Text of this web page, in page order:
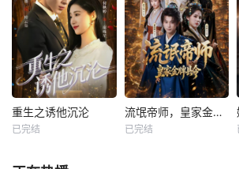
重生之诱他沉沦
已完结
流氓帝师，皇家金牌县令
已完结